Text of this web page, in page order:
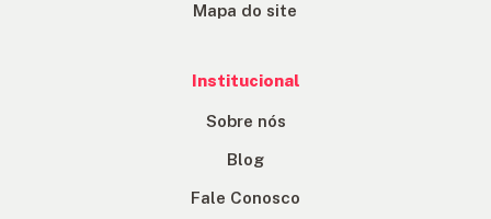
Mapa do site
Institucional
Sobre nós
Blog
Fale Conosco